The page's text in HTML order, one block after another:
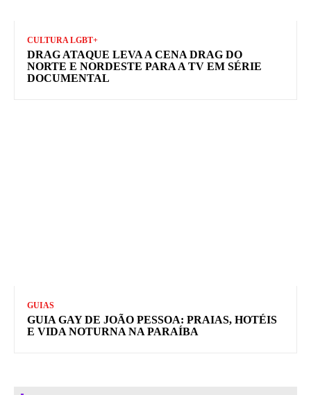
CULTURA LGBT+
DRAG ATAQUE LEVA A CENA DRAG DO
NORTE E NORDESTE PARA A TV EM SÉRIE
DOCUMENTAL
GUIAS
GUIA GAY DE JOÃO PESSOA: PRAIAS, HOTÉIS
E VIDA NOTURNA NA PARAÍBA